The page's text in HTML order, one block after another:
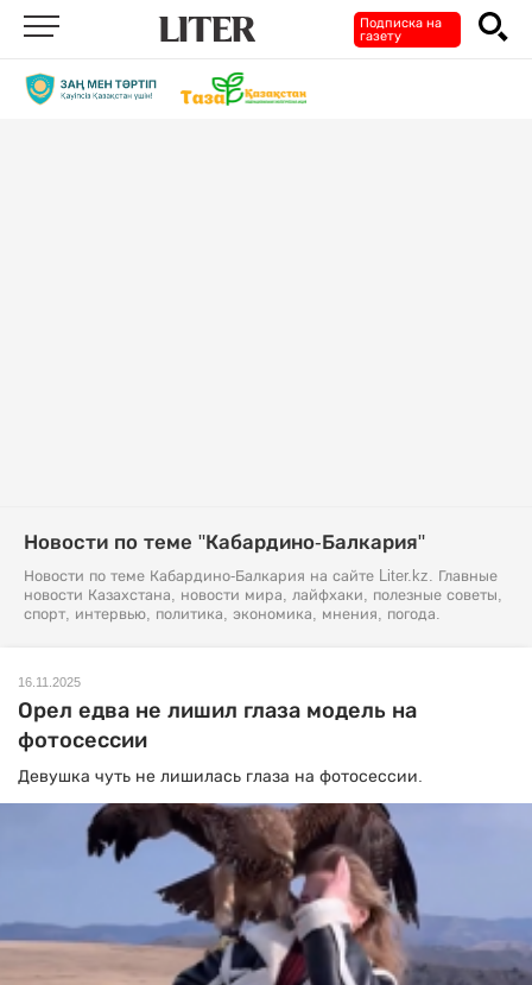
Подписка на
газету
Новости по теме "Кабардино-Балкария"
Новости по теме Кабардино-Балкария на сайте Liter.kz. Главные
новости Казахстана, новости мира, лайфхаки, полезные советы,
спорт, интервью, политика, экономика, мнения, погода.
16.11.2025
Орел едва не лишил глаза модель на
фотосессии
Девушка чуть не лишилась глаза на фотосессии.